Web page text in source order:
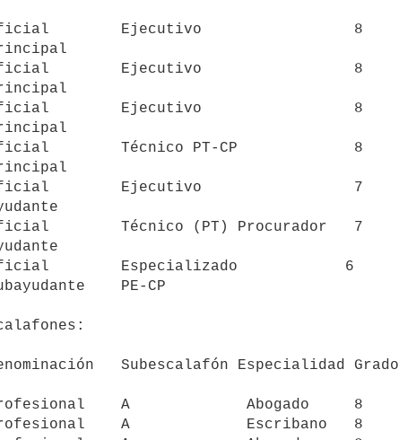
Ejecutivo                 8
Ejecutivo                 8
Ejecutivo                 8
Técnico PT-CP             8
Ejecutivo                 7
Técnico (PT) Procurador   7
Especializado            6
Subescalafón Especialidad Grado
A             Abogado     8
A             Escribano   8